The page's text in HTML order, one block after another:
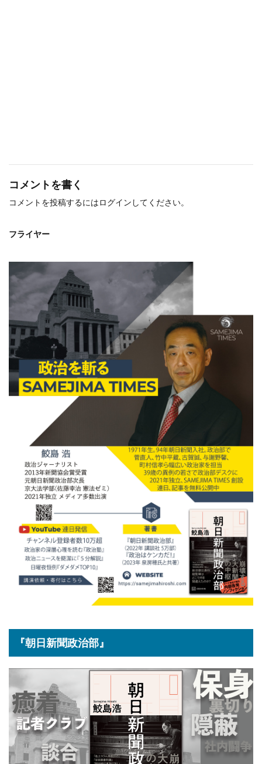
コメントを書く
コメントを投稿するにはログイン してください。
フライヤー
『朝日新聞政治部』